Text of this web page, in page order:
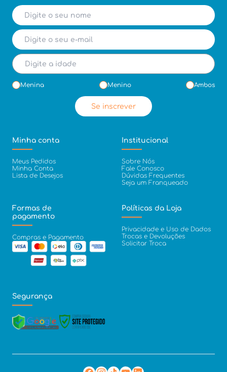
Menina Menino Ambos
Se inscrever
Minha conta
Meus Pedidos
Minha Conta
Lista de Desejos
Institucional
Sobre Nós
Fale Conosco
Dúvidas Frequentes
Seja um Franqueado
Formas de
pagamento
Compras e Pagamento
Políticas da Loja
Privacidade e Uso de Dados
Trocas e Devoluções
Solicitar Troca
Segurança